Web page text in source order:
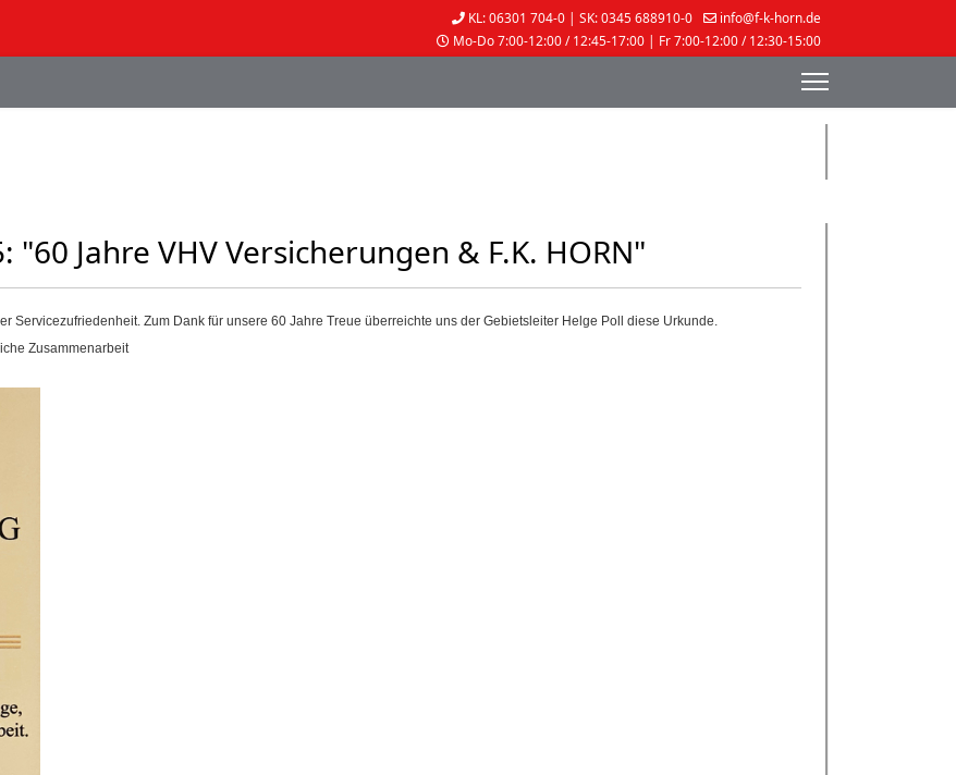
KL: 06301 704-0 | SK: 0345 688910-0
info@f-k-horn.de
Mo-Do 7:00-12:00 / 12:45-17:00 | Fr 7:00-12:00 / 12:30-15:00
Jahre VHV Versicherungen & F.K. HORN"
Servicezufriedenheit. Zum Dank für unsere 60 Jahre Treue überreichte uns der Gebietsleiter Helge Poll diese Urkunde.
Zusammenarbeit